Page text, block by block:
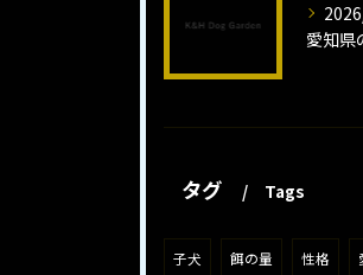
タグ Tags
子犬 餌の量 性格